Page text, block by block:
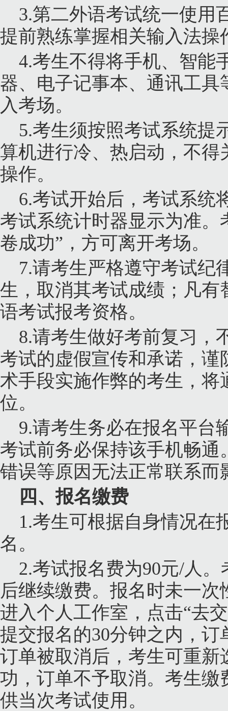
3.第二外语考试统一使用
提前熟练掌握相关输入法操
4.考生不得将手机、智能
器、电子记事本、通讯工
入考场。
5.考生须按照考试系统提
算机进行冷、热启动，不
操作。
6.考试开始后，考试系统
考试系统计时器显示为准
卷成功”，方可离开考场。
7.请考生严格遵守考试纪
生，取消其考试成绩；凡
语考试报考资格。
8.请考生做好考前复习，
考试的虚假宣传和承诺，
术手段实施作弊的考生，
位。
9.请考生务必在报名平台
考试前务必保持该手机畅
错误等原因无法正常联系而
四、报名缴费
1.考生可根据自身情况在
名。
2.考试报名费为90元/人
后继续缴费。报名时未一
进入个人工作室，点击“去
提交报名的30分钟之内，订
订单被取消后，考生可重
功，订单不予取消。考生
供当次考试使用。